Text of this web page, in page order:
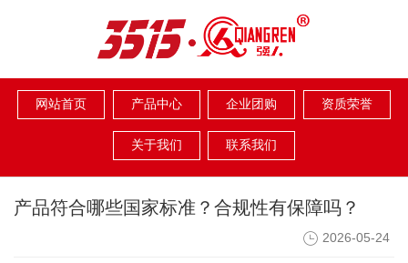
网站首页 产品中心 企业团购 资质荣誉
关于我们 联系我们
产品符合哪些国家标准？合规性有保障吗？
2026-05-24